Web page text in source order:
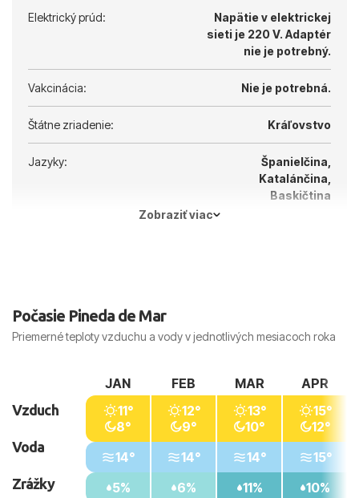
Elektrický prúd:
Napätie v elektrickej
sieti je 220 V. Adaptér
nie je potrebný.
Vakcinácia: Nie je potrebná.
Štátne zriadenie: Kráľovstvo
Jazyky:
Španielčina,
Katalánčina,
Baskičtina
Zobraziť viac
Počasie Pineda de Mar
Priemerné teploty vzduchu a vody v jednotlivých mesiacoch roka
Vzduch
Voda
Zrážky
JAN
11°
8°
14°
5%
FEB
12°
9°
14°
6%
MAR
13°
10°
14°
11%
APR
15°
12°
15°
10%